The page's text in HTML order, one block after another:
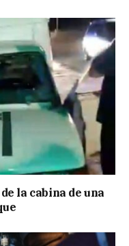
la cabina de una